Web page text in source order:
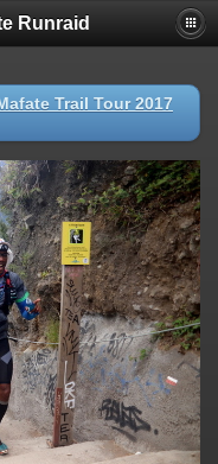
Runraid
Trail Tour 2017